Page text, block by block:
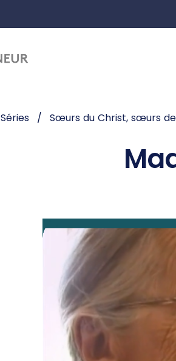
Séries Sœurs du Christ, sœurs